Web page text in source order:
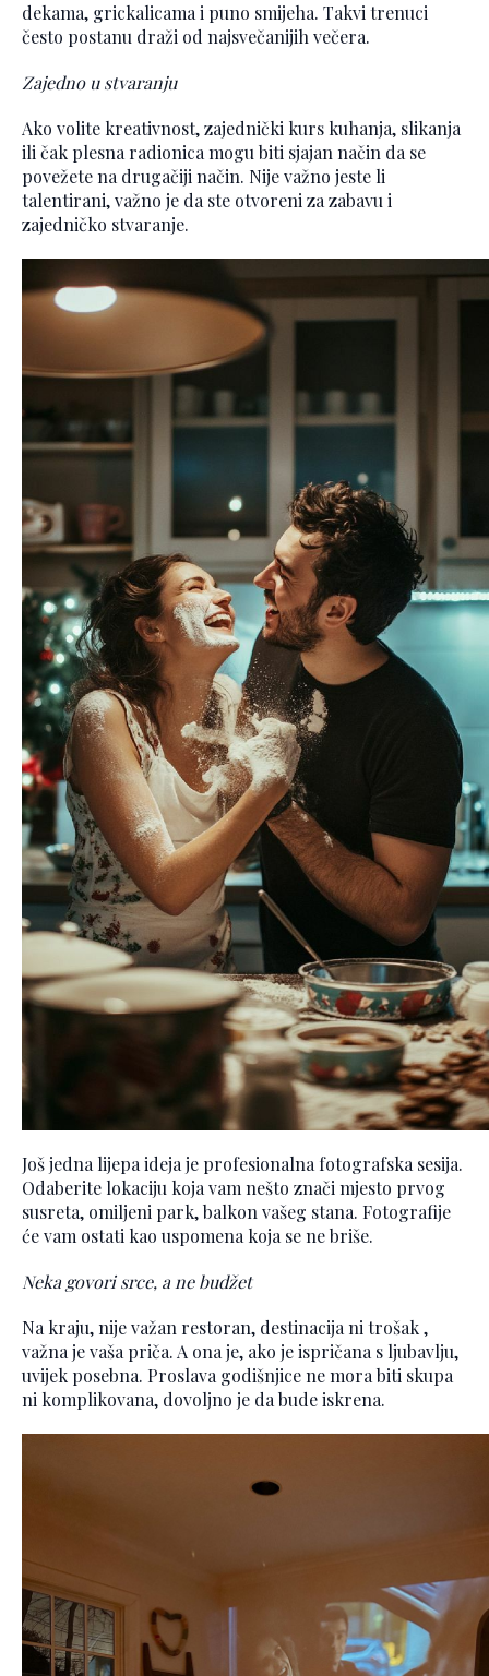
dekama, grickalicama i puno smijeha. Takvi trenuci
često postanu draži od najsvečanijih večera.
Zajedno u stvaranju
Ako volite kreativnost, zajednički kurs kuhanja, slikanja
ili čak plesna radionica mogu biti sjajan način da se
povežete na drugačiji način. Nije važno jeste li
talentirani, važno je da ste otvoreni za zabavu i
zajedničko stvaranje.
Još jedna lijepa ideja je profesionalna fotografska sesija.
Odaberite lokaciju koja vam nešto znači mjesto prvog
susreta, omiljeni park, balkon vašeg stana. Fotografije
će vam ostati kao uspomena koja se ne briše.
Neka govori srce, a ne budžet
Na kraju, nije važan restoran, destinacija ni trošak ,
važna je vaša priča. A ona je, ako je ispričana s ljubavlju,
uvijek posebna. Proslava godišnjice ne mora biti skupa
ni komplikovana, dovoljno je da bude iskrena.